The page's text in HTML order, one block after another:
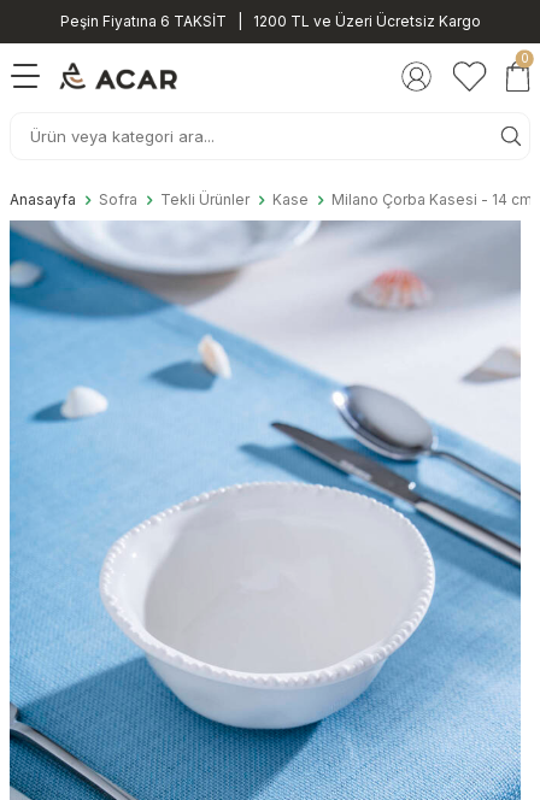
Peşin Fiyatına 6 TAKSİT | 1200 TL ve Üzeri Ücretsiz Kargo
0
Anasayfa Sofra Tekli Ürünler Kase Milano Çorba Kasesi - 14 cm